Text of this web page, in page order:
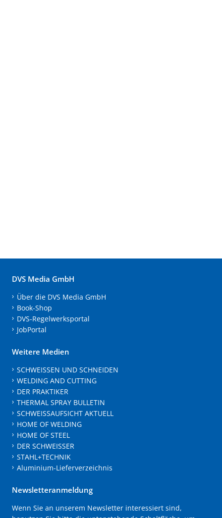
DVS Media GmbH
Über die DVS Media GmbH
Book-Shop
DVS-Regelwerksportal
JobPortal
Weitere Medien
SCHWEISSEN UND SCHNEIDEN
WELDING AND CUTTING
DER PRAKTIKER
THERMAL SPRAY BULLETIN
SCHWEISSAUFSICHT AKTUELL
HOME OF WELDING
HOME OF STEEL
DER SCHWEISSER
STAHL+TECHNIK
Aluminium-Lieferverzeichnis
Newsletteranmeldung
Wenn Sie an unserem Newsletter interessiert sind,